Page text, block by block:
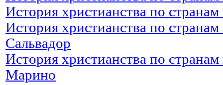
История христианства по
История христианства по
Сальвадор
История христианства по
Марино